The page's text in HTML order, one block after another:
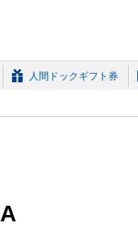
人間ドックギフト券